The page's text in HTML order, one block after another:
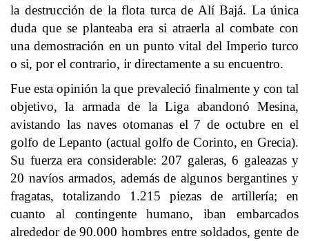
la destrucción de la flota turca de Alí Bajá. La única
duda que se planteaba era si atraerla al combate con
una demostración en un punto vital del Imperio turco
o si, por el contrario, ir directamente a su encuentro.
Fue esta opinión la que prevaleció finalmente y con tal
objetivo, la armada de la Liga abandonó Mesina,
avistando las naves otomanas el 7 de octubre en el
golfo de Lepanto (actual golfo de Corinto, en Grecia).
Su fuerza era considerable: 207 galeras, 6 galeazas y
20 navíos armados, además de algunos bergantines y
fragatas, totalizando 1.215 piezas de artillería; en
cuanto al contingente humano, iban embarcados
alrededor de 90.000 hombres entre soldados, gente de